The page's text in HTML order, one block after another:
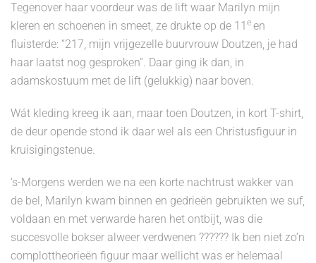
Tegenover haar voordeur was de lift waar Marilyn mijn
kleren en schoenen in smeet, ze drukte op de 11 e en
fluisterde: “217, mijn vrijgezelle buurvrouw Doutzen, je had
haar laatst nog gesproken”. Daar ging ik dan, in
adamskostuum met de lift (gelukkig) naar boven.
Wát kleding kreeg ik aan, maar toen Doutzen, in kort T-shirt,
de deur opende stond ik daar wel als een Christusfiguur in
kruisigingstenue.
‘s-Morgens werden we na een korte nachtrust wakker van
de bel, Marilyn kwam binnen en gedrieën gebruikten we suf,
voldaan en met verwarde haren het ontbijt, was die
succesvolle bokser alweer verdwenen ?????? Ik ben niet zo’n
complottheorieën figuur maar wellicht was er helemaal